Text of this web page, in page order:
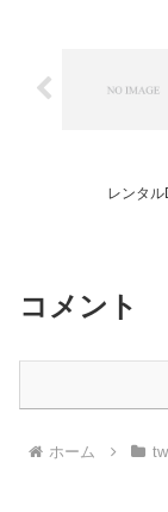
レンタル
コメント
ホーム